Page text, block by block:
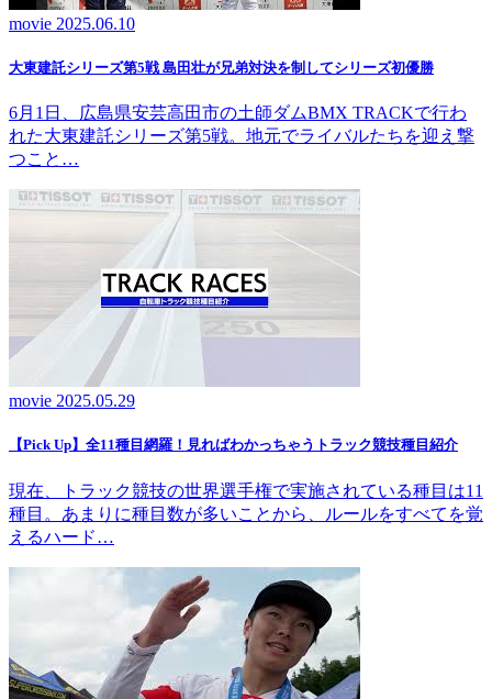
movie 2025.06.10
大東建託シリーズ第5戦 島田壮が兄弟対決を制してシリーズ初優勝
6月1日、広島県安芸高田市の土師ダムBMX TRACKで行わ
れた大東建託シリーズ第5戦。地元でライバルたちを迎え撃
つこと…
movie 2025.05.29
【Pick Up】全11種目網羅！見ればわかっちゃうトラック競技種目紹介
現在、トラック競技の世界選手権で実施されている種目は11
種目。あまりに種目数が多いことから、ルールをすべてを覚
えるハード…